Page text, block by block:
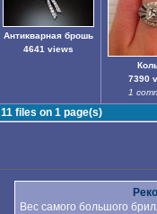
Антикварная брошь
4641 views
7390
1
11 files on 1 page(s)
Вес самого большого